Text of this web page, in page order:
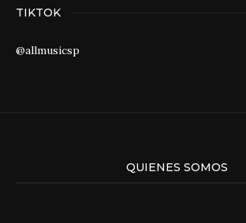
TIKTOK
@allmusicsp
QUIENES SOMOS